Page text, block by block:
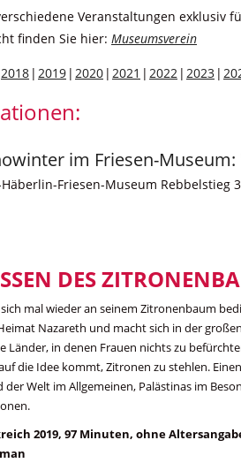
Veranstaltungen exklusiv
finden Sie hier: Museumsverein
2018 2019 2020 2021 2022 2023
im Friesen-
Friesen-Museum Rebbelstieg
DES
mal wieder an seinem Zitronenbaum
Nazareth und macht sich in der
Länder, in denen Frauen nichts zu
die Idee kommt, Zitronen zu stehlen.
der Welt im Allgemeinen, Palästinas im
2019, 97 Minuten, ohne